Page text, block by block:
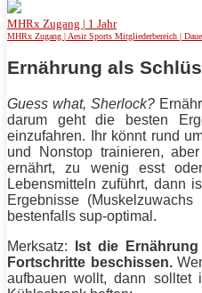
MHRx Zugang | 1 Jahr
MHRx Zugang | Aesir Sports Mitgliederbereich |
Ernährung als
Guess what, Sherlock?
darum geht die besten
einzufahren. Ihr könnt rund
und Nonstop trainieren,
ernährt, zu wenig esst
Lebensmitteln zuführt, dann
Ergebnisse
bestenfalls sup-optimal.
Merksatz:
Ist die
Fortschritte beschissen.
aufbauen wollt, dann solltet